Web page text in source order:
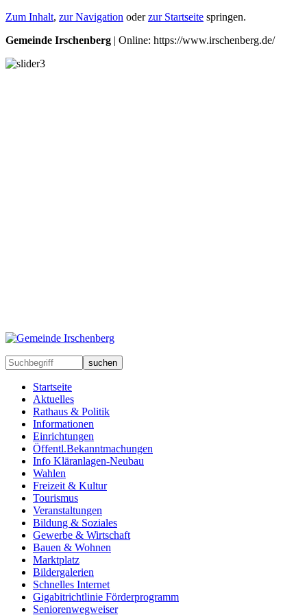
Zum Inhalt, zur Navigation oderzur Startseite springen.
Gemeinde Irschenberg | Online: https://www.irschenberg.de/
suchen
Startseite
Aktuelles
Rathaus & Politik
Informationen
Einrichtungen
Öffentl.Bekanntmachungen
Info Kläranlagen-Neubau
Wahlen
Freizeit & Kultur
Tourismus
Veranstaltungen
Bildung & Soziales
Gewerbe & Wirtschaft
Bauen & Wohnen
Marktplatz
Bildergalerien
Schnelles Internet
Gigabitrichtlinie Förderprogramm
Seniorenwegweiser